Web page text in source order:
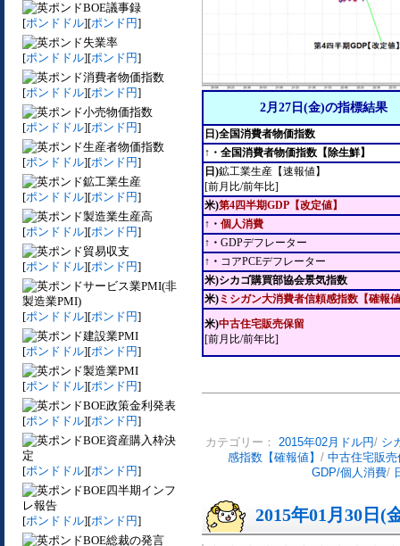
BOE議事録
[ポンドドル][ポンド円]
失業率
[ポンドドル][ポンド円]
消費者物価指数
[ポンドドル][ポンド円]
小売物価指数
[ポンドドル][ポンド円]
生産者物価指数
[ポンドドル][ポンド円]
鉱工業生産
[ポンドドル][ポンド円]
製造業生産高
[ポンドドル][ポンド円]
貿易収支
[ポンドドル][ポンド円]
サービス業PMI(非
製造業PMI)
[ポンドドル][ポンド円]
建設業PMI
[ポンドドル][ポンド円]
製造業PMI
[ポンドドル][ポンド円]
BOE政策金利発表
[ポンドドル][ポンド円]
BOE資産購入枠決
定
[ポンドドル][ポンド円]
BOE四半期インフ
レ報告
[ポンドドル][ポンド円]
BOE総裁の発言
2月27日(金)の指標結果
日)全国消費者物価指数
↑・全国消費者物価指数【除生鮮】
日)鉱工業生産【速報値】
[前月比/前年比]
米)第4四半期GDP【改定値】
↑・ 個人消費
↑・ GDPデフレーター
↑・ コアPCEデフレーター
米)シカゴ購買部協会景気指数
米) ミシガン大消費者信頼感指数【確報
米)中古住宅販売保留
[前月比/前年比]
カテゴリー： 2015年02月ドル円/ シ
感指数【確報値】 / 中古住宅販
GDP/個人消費/
2015年01月30日(